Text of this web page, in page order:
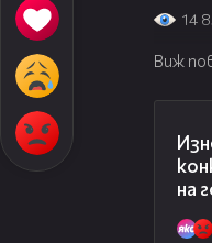
14
Виж
на